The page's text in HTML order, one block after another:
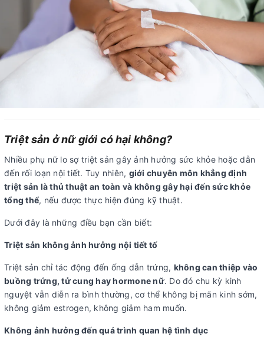
Triệt sản ở nữ giới có hại không?
Nhiều phụ nữ lo sợ triệt sản gây ảnh hưởng sức khỏe hoặc dẫn
đến rối loạn nội tiết. Tuy nhiên, giới chuyên môn khẳng định
triệt sản là thủ thuật an toàn và không gây hại đến sức khỏe
tổng thể, nếu được thực hiện đúng kỹ thuật.
Dưới đây là những điều bạn cần biết:
Triệt sản không ảnh hưởng nội tiết tố
Triệt sản chỉ tác động đến ống dẫn trứng, không can thiệp vào
buồng trứng, tử cung hay hormone nữ. Do đó chu kỳ kinh
nguyệt vẫn diễn ra bình thường, cơ thể không bị mãn kinh sớm,
không giảm estrogen, không giảm ham muốn.
Không ảnh hưởng đến quá trình quan hệ tình dục